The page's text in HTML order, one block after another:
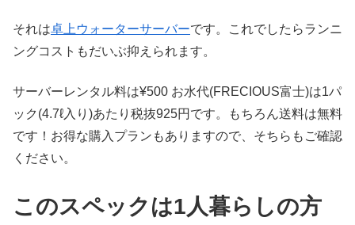
それは卓上ウォーターサーバーです。これでしたらランニ
ングコストもだいぶ抑えられます。
サーバーレンタル料は¥500 お水代(FRECIOUS富士)は1パ
ック(4.7ℓ入り)あたり税抜925円です。もちろん送料は無料
です！お得な購入プランもありますので、そちらもご確認
ください。
このスペックは1人暮らしの方